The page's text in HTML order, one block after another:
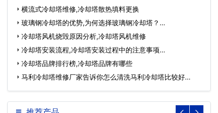
横流式冷却塔维修,冷却塔散热填料更换
玻璃钢冷却塔的优势,为何选择玻璃钢冷却塔？…
冷却塔风机烧毁原因分析,冷却塔风机维修
冷却塔安装流程,冷却塔安装过程中的注意事项…
冷却塔品牌排行榜,冷却塔品牌有哪些
马利冷却塔维修厂家告诉你怎么清洗马利冷却塔比较好…